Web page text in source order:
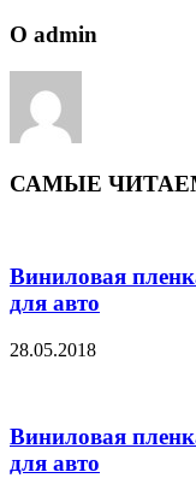
О admin
САМЫЕ
Виниловая
для авто
28.05.2018
Виниловая
для авто